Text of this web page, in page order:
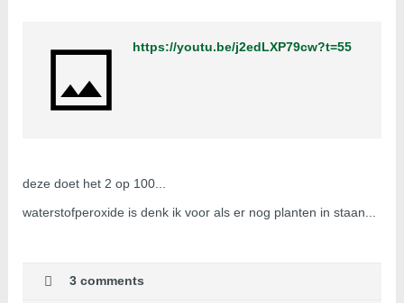
https://youtu.be/j2edLXP79cw?t=55
deze doet het 2 op 100...
waterstofperoxide is denk ik voor als er nog planten in staan...
3 comments